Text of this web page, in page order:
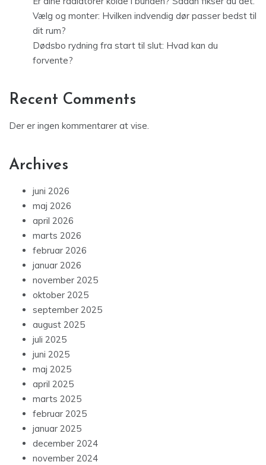
Vælg og monter: Hvilken indvendig dør passer bedst til
dit rum?
Dødsbo rydning fra start til slut: Hvad kan du
forvente?
Recent Comments
Der er ingen kommentarer at vise.
Archives
juni 2026
maj 2026
april 2026
marts 2026
februar 2026
januar 2026
november 2025
oktober 2025
september 2025
august 2025
juli 2025
juni 2025
maj 2025
april 2025
marts 2025
februar 2025
januar 2025
december 2024
november 2024